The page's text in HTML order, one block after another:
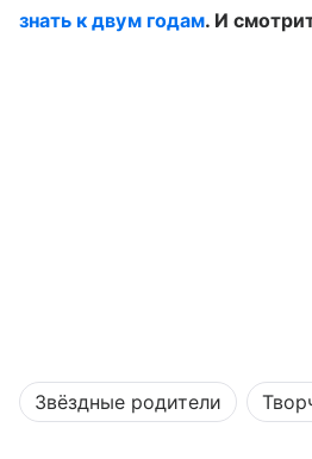
знать к двум годам. И
Звёздные родители